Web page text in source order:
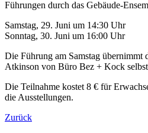
Führungen durch das Gebäude-
Samstag, 29. Juni um 14:30 Uhr
Sonntag, 30. Juni um 16:00 Uhr
Die Führung am Samstag
Atkinson von Büro Bez + Kock
Die Teilnahme kostet 8 € für
die Ausstellungen.
Zurück